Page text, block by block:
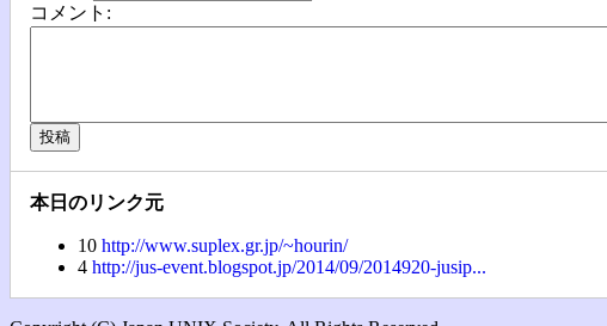
コメント:
本日のリンク元
10 http://www.suplex.gr.jp/~hourin/
4 http://jus-event.blogspot.jp/2014/09/2014920-jusip...